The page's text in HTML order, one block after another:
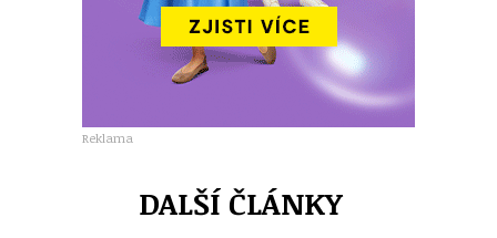
Reklama
DALŠÍ ČLÁNKY